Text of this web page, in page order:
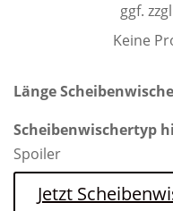
ggf.
Keine
Länge
Scheibenwischertyp
Spoiler
Jetzt